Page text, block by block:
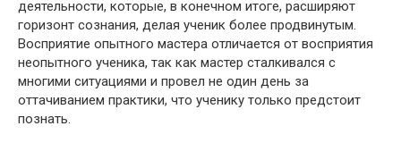
деятельности, которые, в конечном итоге, расширяют
горизонт сознания, делая ученик более продвинутым.
Восприятие опытного мастера отличается от восприятия
неопытного ученика, так как мастер сталкивался с
многими ситуациями и провел не один день за
оттачиванием практики, что ученику только предстоит
познать.